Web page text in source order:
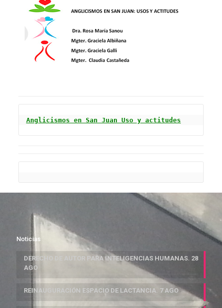
Anglicismos en San Juan Uso y actitudes
Noticias
DERECHO DE AUTOR PARA INTELIGENCIAS HUMANAS. 28
AGO
REINAUGURACIÓN ESPACIO DE LACTANCIA. 7 AGO